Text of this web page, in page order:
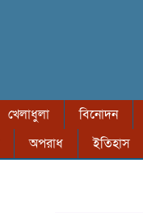
খেলাধুলা বিনোদন
অপরাধ ইতিহাস